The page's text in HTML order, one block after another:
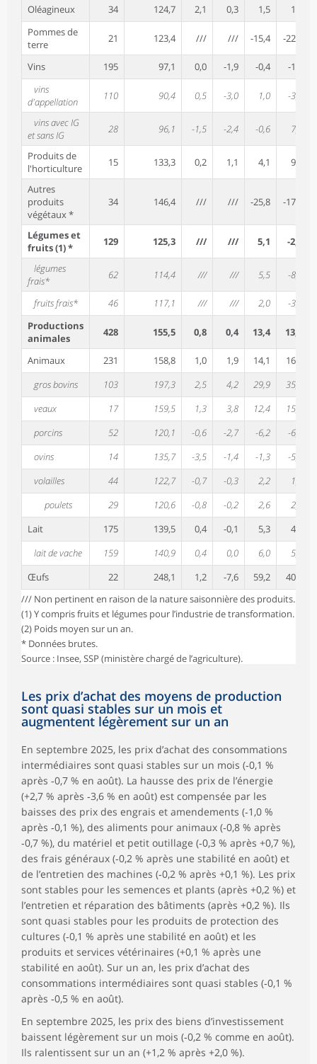
Oléagineux 34 124,7 2,1 0,3 1,5
1,9
Pommes de
terre
21 123,4 /// /// -15,4 -22,3
Vins 195 97,1 0,0 -1,9 -0,4
-1,6
vins
d'appellation
110 90,4 0,5 -3,0 1,0 -3,5
vins avec IG
et sans IG
28 96,1 -1,5 -2,4 -0,6 7,7
Produits de
l'horticulture
15 133,3 0,2 1,1 4,1 9,7
Autres
produits
végétaux *
34 146,4 /// /// -25,8 -17,0
Légumes et
fruits (1) *
129 125,3 /// /// 5,1 -2,0
légumes
frais*
62 114,4 /// /// 5,5 -8,6
fruits frais* 46 117,1 /// /// 2,0
-3,2
Productions
animales
428 155,5 0,8 0,4 13,4 13,5
Animaux 231 158,8 1,0 1,9 14,1
16,6
gros bovins
103 197,3 2,5 4,2 29,9
35,5
veaux
17 159,5 1,3 3,8 12,4
15,9
porcins
52 120,1 -0,6 -2,7 -6,2
-6,5
ovins
14 135,7 -3,5 -1,4 -1,3
-5,3
volailles
44 122,7 -0,7 -0,3 2,2
1,3
poulets
29 120,6 -0,8 -0,2 2,6
2,1
Lait
175 139,5 0,4 -0,1 5,3
4,8
lait de vache
159 140,9 0,4 0,0 6,0
5,5
Œufs
22 248,1 1,2 -7,6 59,2
40,8
/// Non pertinent en raison de la nature saisonnière des produits.
(1) Y compris fruits et légumes pour l’industrie de transformation.
(2) Poids moyen sur un an.
* Données brutes.
Source : Insee, SSP (ministère chargé de l’agriculture).
Les prix d’achat des moyens de production
sont quasi stables sur un mois et
augmentent légèrement sur un an
En septembre 2025, les prix d’achat des consommations
intermédiaires sont quasi stables sur un mois (‑0,1 %
après ‑0,7 % en août). La hausse des prix de l’énergie
(+2,7 % après ‑3,6 % en août) est compensée par les
baisses des prix des engrais et amendements (‑1,0 %
après ‑0,1 %), des aliments pour animaux (‑0,8 % après
‑0,7 %), du matériel et petit outillage (‑0,3 % après +0,7 %),
des frais généraux (‑0,2 % après une stabilité en août) et
de l’entretien des machines (‑0,2 % après +0,1 %). Les prix
sont stables pour les semences et plants (après +0,2 %) et
l’entretien et réparation des bâtiments (après +0,2 %). Ils
sont quasi stables pour les produits de protection des
cultures (‑0,1 % après une stabilité en août) et les
produits et services vétérinaires (+0,1 % après une
stabilité en août). Sur un an, les prix d’achat des
consommations intermédiaires sont quasi stables (‑0,1 %
après ‑0,5 % en août).
En septembre 2025, les prix des biens d’investissement
baissent légèrement sur un mois (‑0,2 % comme en août).
Ils ralentissent sur un an (+1,2 % après +2,0 %).